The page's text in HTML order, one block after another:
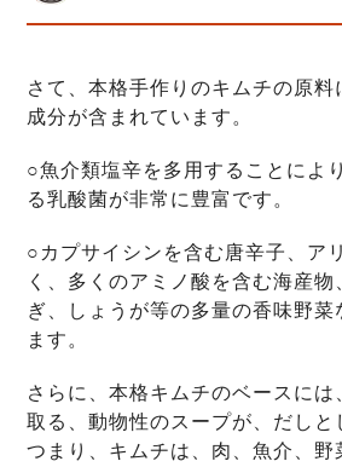
さて、本格手作りのキムチの原料
成分が含まれています。
○魚介類塩辛を多用することによ
る乳酸菌が非常に豊富です。
○カプサイシンを含む唐辛子、ア
く、多くのアミノ酸を含む海産物
ぎ、しょうが等の多量の香味野菜
ます。
さらに、本格キムチのベースには
取る、動物性のスープが、だしと
つまり、キムチは、肉、魚介、野